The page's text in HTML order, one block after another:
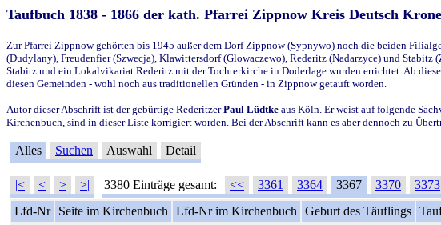
Taufbuch 1838 - 1866 der kath. Pfarrei Zippnow Kreis Deutsch Krone
Zur Pfarrei Zippnow gehörten bis 1945 außer dem Dorf Zippnow (Sypnywo) noch die beiden
(Dudylany), Freudenfier (Szwecja), Klawittersdorf (Glowaczewo), Rederitz (Nadarzyce) und
Stabitz und ein Lokalvikariat Rederitz mit der Tochterkirche in Doderlage wurden errichtet. Ab
diesen Gemeinden - wohl noch aus traditionellen Gründen - in Zippnow getauft worden.
Autor dieser Abschrift ist der gebürtige RederitzerPaul Lüdtke aus Köln. Er weist auf folgende
Kirchenbuch, sind in dieser Liste korrigiert worden. Bei der Abschrift kann es aber dennoch zu
Alles Suchen Auswahl Detail
|< < > >| 3380 Einträge gesamt: << 3361 3364 3367 3370 3373
Lfd-Nr
Seite im Kirchenbuch Lfd-Nr im Kirchenbuch Geburt des Täuflings